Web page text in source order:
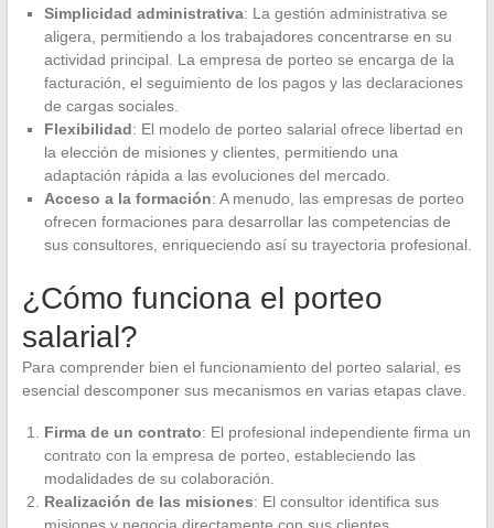
Simplicidad administrativa: La gestión administrativa se
aligera, permitiendo a los trabajadores concentrarse en su
actividad principal. La empresa de porteo se encarga de la
facturación, el seguimiento de los pagos y las declaraciones
de cargas sociales.
Flexibilidad: El modelo de porteo salarial ofrece libertad en
la elección de misiones y clientes, permitiendo una
adaptación rápida a las evoluciones del mercado.
Acceso a la formación: A menudo, las empresas de porteo
ofrecen formaciones para desarrollar las competencias de
sus consultores, enriqueciendo así su trayectoria profesional.
¿Cómo funciona el porteo
salarial?
Para comprender bien el funcionamiento del porteo salarial, es
esencial descomponer sus mecanismos en varias etapas clave.
Firma de un contrato: El profesional independiente firma un
contrato con la empresa de porteo, estableciendo las
modalidades de su colaboración.
Realización de las misiones: El consultor identifica sus